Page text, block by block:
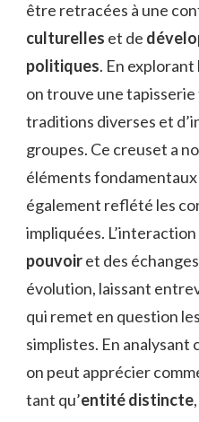
être retracées à une
culturelles et de
politiques. En explorant
on trouve une
traditions diverses et
groupes. Ce creuset a
éléments fondamentaux
également reflété les
impliquées. L’interaction
pouvoiret des
évolution, laissant
qui remet en question
simplistes. En
on peut apprécier
tant qu’entité distincte